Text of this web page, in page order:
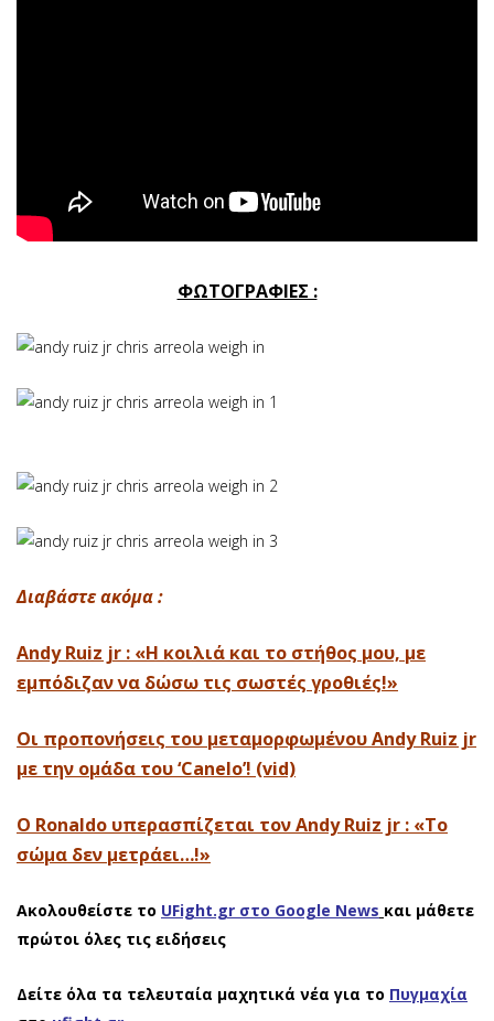
ΦΩΤΟΓΡΑΦΙΕΣ :
Διαβάστε ακόμα :
Andy Ruiz jr : «Η κοιλιά και το στήθος μου, με
εμπόδιζαν να δώσω τις σωστές γροθιές!»
Οι προπονήσεις του μεταμορφωμένου Andy Ruiz jr
με την ομάδα του ‘Canelo’! (vid)
O Ronaldo υπερασπίζεται τον Andy Ruiz jr : «Το
σώμα δεν μετράει…!»
Ακολουθείστε το UFight.gr στο Google News και μάθετε
πρώτοι όλες τις ειδήσεις
Δείτε όλα τα τελευταία μαχητικά νέα για το Πυγμαχία